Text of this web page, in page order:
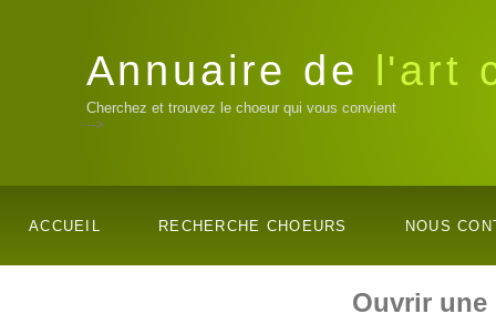
Annuaire de l'art
Cherchez et trouvez le choeur qui vous convient
-->
ACCUEIL RECHERCHE CHOEURS NOUS
Ouvrir une